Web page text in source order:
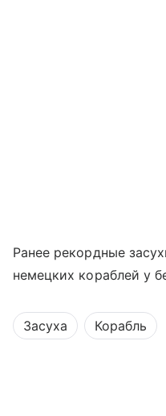
Ранее рекордные
немецких кораблей у
Засуха Корабль